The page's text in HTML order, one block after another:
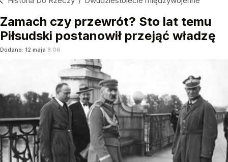
Zamach czy przewrót? Sto lat temu
Piłsudski postanowił przejąć władzę
Dodano: 12 maja 8:06